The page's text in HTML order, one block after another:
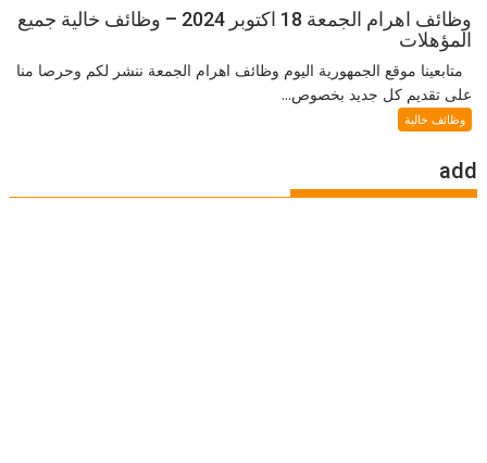
وظائف اهرام الجمعة 18 اكتوبر 2024 – وظائف خالية جميع
المؤهلات
متابعينا موقع الجمهورية اليوم وظائف اهرام الجمعة ننشر لكم وحرصا منا
على تقديم كل جديد بخصوص...
وظائف خالية
add